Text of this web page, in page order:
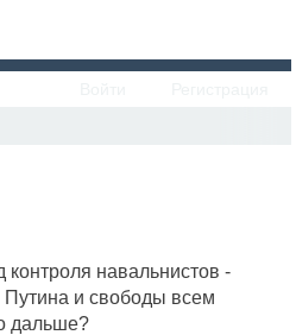
навальнистов -
Путина и свободы всем
дальше?